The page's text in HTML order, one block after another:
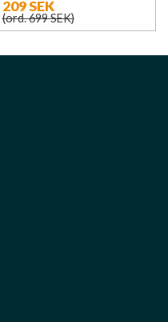
209 SEK
(ord. 699 SEK)